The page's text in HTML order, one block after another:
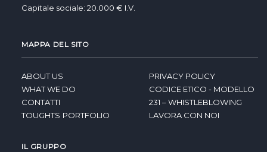
Capitale sociale: 20.000 € I.V.
MAPPA DEL SITO
ABOUT US
WHAT WE DO
CONTATTI
TOUGHTS PORTFOLIO
PRIVACY POLICY
CODICE ETICO - MODELLO
231 – WHISTLEBLOWING
LAVORA CON NOI
IL GRUPPO